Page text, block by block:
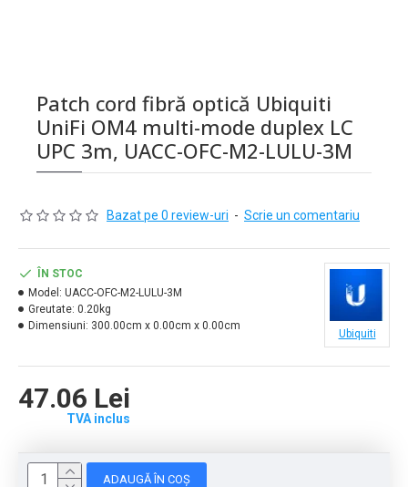
Patch cord fibră optică Ubiquiti
UniFi OM4 multi-mode duplex LC
UPC 3m, UACC-OFC-M2-LULU-3M
Bazat pe 0 review-uri - Scrie un comentariu
47.06 Lei
TVA inclus
ÎN STOC
Model: UACC-OFC-M2-LULU-3M
Greutate: 0.20kg
Dimensiuni: 300.00cm x 0.00cm x 0.00cm
Ubiquiti
ADAUGĂ ÎN COȘ